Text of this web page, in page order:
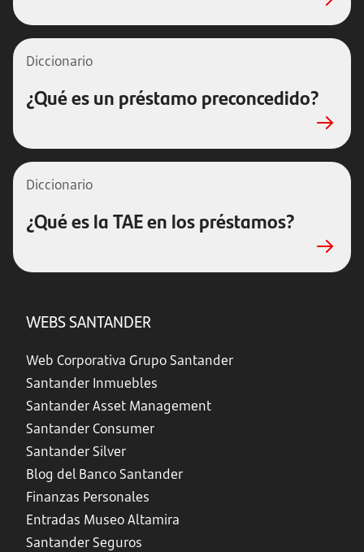
Diccionario
¿Qué es un préstamo preconcedido?
Diccionario
¿Qué es la TAE en los préstamos?
WEBS SANTANDER
Web Corporativa Grupo Santander
Santander Inmuebles
Santander Asset Management
Santander Consumer
Santander Silver
Blog del Banco Santander
Finanzas Personales
Entradas Museo Altamira
Santander Seguros